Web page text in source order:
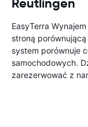
Reutlingen
EasyTerra
stroną
system porównuje
samochodowych.
zarezerwować z